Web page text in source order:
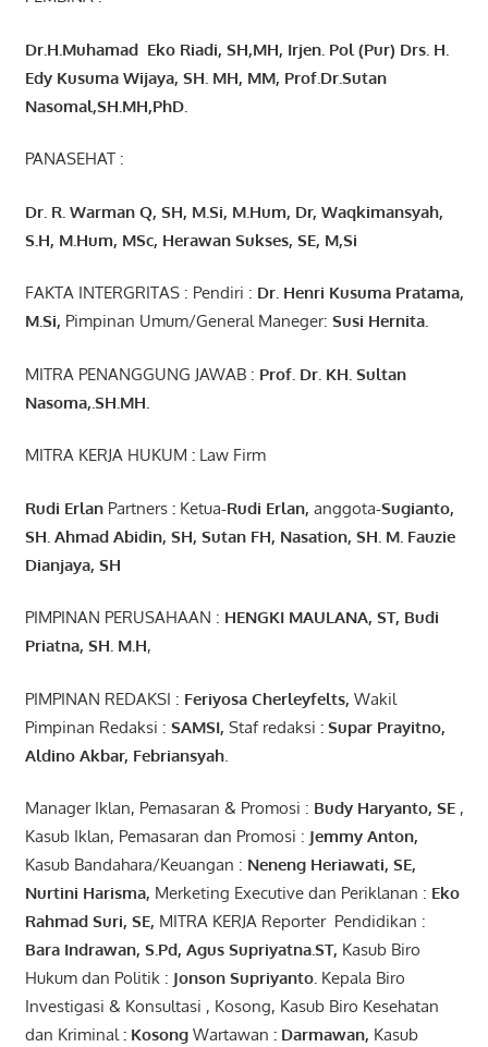
Dr.H.Muhamad Eko Riadi, SH,MH, Irjen. Pol (Pur) Drs. H.
Edy Kusuma Wijaya, SH. MH, MM, Prof.Dr.Sutan
Nasomal,SH.MH,PhD.
PANASEHAT :
Dr. R. Warman Q, SH, M.Si, M.Hum, Dr, Waqkimansyah,
S.H, M.Hum, MSc, Herawan Sukses, SE, M,Si
FAKTA INTERGRITAS : Pendiri : Dr. Henri Kusuma Pratama,
M.Si, Pimpinan Umum/General Maneger: Susi Hernita.
MITRA PENANGGUNG JAWAB : Prof. Dr. KH. Sultan
Nasoma,.SH.MH.
MITRA KERJA HUKUM : Law Firm
Rudi ErlanPartners : Ketua-Rudi Erlan, anggota-Sugianto,
SH. Ahmad Abidin, SH, SutanFH, Nasation, SH. M. Fauzie
Dianjaya, SH
PIMPINAN PERUSAHAAN : HENGKI MAULANA, ST, Budi
Priatna, SH. M.H,
PIMPINAN REDAKSI : Feriyosa Cherleyfelts, Wakil
Pimpinan Redaksi : SAMSI, Staf redaksi : Supar Prayitno,
Aldino Akbar, Febriansyah.
Manager Iklan, Pemasaran & Promosi : Budy Haryanto, SE,
Kasub Iklan, Pemasaran dan Promosi : Jemmy Anton,
Kasub Bandahara/Keuangan : Neneng Heriawati, SE,
Nurtini Harisma, Merketing Executive dan Periklanan : Eko
Rahmad Suri, SE, MITRA KERJA Reporter Pendidikan :
Bara Indrawan, S.Pd, Agus Supriyatna.ST, Kasub Biro
Hukum dan Politik : Jonson Supriyanto. Kepala Biro
Investigasi & Konsultasi , Kosong, Kasub Biro Kesehatan
dan Kriminal: KosongWartawan : Darmawan, Kasub